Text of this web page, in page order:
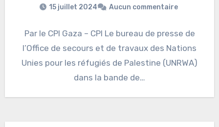
15 juillet 2024 Aucun commentaire
Par le CPI Gaza – CPI Le bureau de presse de
l’Office de secours et de travaux des Nations
Unies pour les réfugiés de Palestine (UNRWA)
dans la bande de…